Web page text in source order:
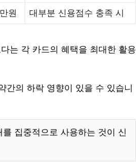
원 대부분 신용점수 충족 시
는 각 카드의 혜택을 최대한 활용
간의 하락 영향이 있을 수 있습니
집중적으로 사용하는 것이 신